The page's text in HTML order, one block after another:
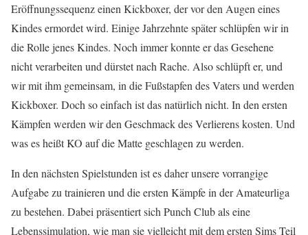
Eröffnungssequenz einen Kickboxer, der vor den Augen eines
Kindes ermordet wird. Einige Jahrzehnte später schlüpfen wir in
die Rolle jenes Kindes. Noch immer konnte er das Gesehene
nicht verarbeiten und dürstet nach Rache. Also schlüpft er, und
wir mit ihm gemeinsam, in die Fußstapfen des Vaters und werden
Kickboxer. Doch so einfach ist das natürlich nicht. In den ersten
Kämpfen werden wir den Geschmack des Verlierens kosten. Und
was es heißt KO auf die Matte geschlagen zu werden.
In den nächsten Spielstunden ist es daher unsere vorrangige
Aufgabe zu trainieren und die ersten Kämpfe in der Amateurliga
zu bestehen. Dabei präsentiert sich Punch Club als eine
Lebenssimulation, wie man sie vielleicht mit dem ersten Sims Teil